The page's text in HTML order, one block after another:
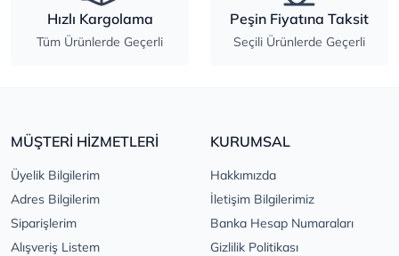
Hızlı Kargolama
Tüm Ürünlerde Geçerli
Peşin Fiyatına Taksit
Seçili Ürünlerde Geçerli
MÜŞTERİ HİZMETLERİ
Üyelik Bilgilerim
Adres Bilgilerim
Siparişlerim
Alışveriş Listem
KURUMSAL
Hakkımızda
İletişim Bilgilerimiz
Banka Hesap Numaraları
Gizlilik Politikası